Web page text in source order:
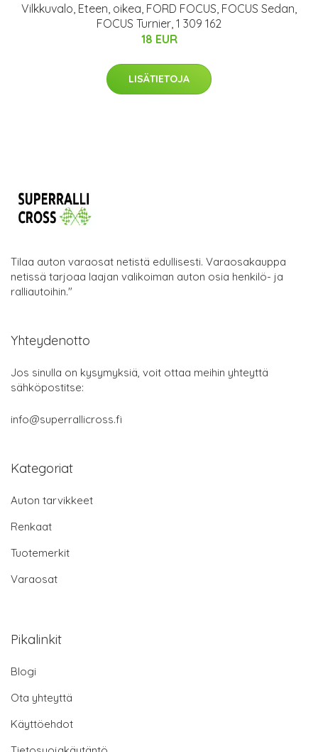
Vilkkuvalo, Eteen, oikea, FORD FOCUS, FOCUS Sedan,
FOCUS Turnier, 1 309 162
18 EUR
LISÄTIETOJA
Tilaa auton varaosat netistä edullisesti. Varaosakauppa
netissä tarjoaa laajan valikoiman auton osia henkilö- ja
ralliautoihin."
Yhteydenotto
Jos sinulla on kysymyksiä, voit ottaa meihin yhteyttä
sähköpostitse:
info@superrallicross.fi
Kategoriat
Auton tarvikkeet
Renkaat
Tuotemerkit
Varaosat
Pikalinkit
Blogi
Ota yhteyttä
Käyttöehdot